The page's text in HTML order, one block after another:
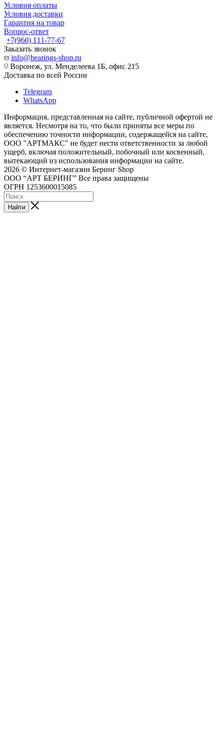
Условия оплаты
Условия доставки
Гарантия на товар
Вопрос-ответ
+7(960) 111-77-67
Заказать звонок
info@bearings-shop.ru
Воронеж, ул. Менделеева 1Б, офис 215
Доставка по всей России
Telegram
WhatsApp
Информация, представленная на сайте, публичной офертой не
является. Несмотря на то, что были приняты все меры по
обеспечению точности информации, содержащейся на сайте,
ООО "АРТМАКС" не будет нести ответственности за любой
ущерб, включая положительный, побочный или косвенный,
вытекающий из использования информации на сайте.
2026 © Интернет-магазин Беринг Shop
ООО “АРТ БЕРИНГ” Все права защищены
ОГРН 1253600015085
Найти